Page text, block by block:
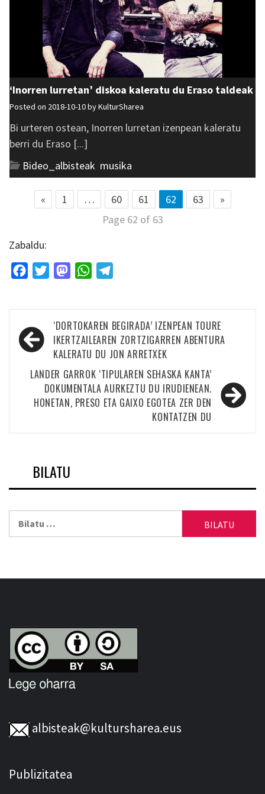
‘Inorren lurretan’ diskoa kaleratu du Eraso taldeak
Posted on 2018-10-10 byKulturSharea
Bi urteren ostean, Inorren lurretan izenpean kaleratu
berri du Eraso [...]
Bideo_albisteak musika
« 1 … 60 61 62 63
»
Page 62 of 63
Zabaldu:
FacebookTwitterMastodonWhatsApp
Bidalketetan
zehar
nabigatu
‘DORTOKAREN BEGIRADA’ IZENPEAN TOURE
IKERTZAILEAREN ZORTZIGARREN ABENTURA
KALERATU DU JON ARRETXEK
LANDER GARROK ‘TIPULAREN SEHASKA KANTA’
DOKUMENTALA AURKEZTU DU IRUDIENEAN.
HONETAN, PRESO ETA GAIXO EGOTEA ZER DEN
KONTATZEN DU
BILATU
albisteak@kultursharea.eus
Publizitatea